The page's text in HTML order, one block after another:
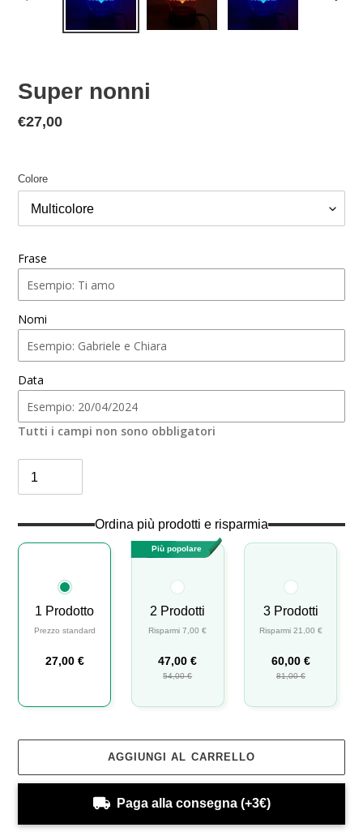
Super nonni
Prezzo
€27,00
Colore
Frase
Nomi
Data
Tutti i campi non sono obbligatori
Ordina più prodotti e risparmia
1 Prodotto
Prezzo standard
27,00 €
Più popolare
2 Prodotti
Risparmi 7,00 €
47,00 €
54,00 €
3 Prodotti
Risparmi 21,00 €
60,00 €
81,00 €
AGGIUNGI AL CARRELLO
Paga alla consegna (+3€)